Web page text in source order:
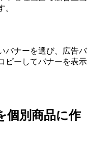
。
バナーを選び、広告バ
ピーしてバナーを表示
個別商品に作